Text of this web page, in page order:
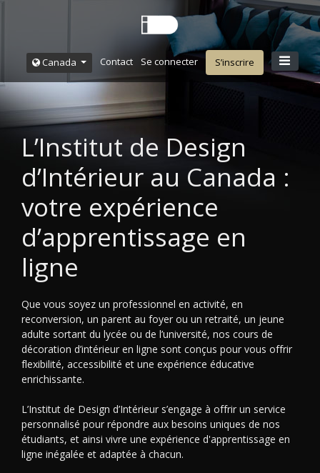
Canada Contact Se connecter S’inscrire
L’Institut de Design
d’Intérieur au Canada :
votre expérience
d’apprentissage en
ligne
Que vous soyez un professionnel en activité, en
reconversion, un parent au foyer ou un retraité, un jeune
adulte sortant du lycée ou de l’université, nos cours de
décoration d’intérieur en ligne sont conçus pour vous offrir
flexibilité, accessibilité et une expérience éducative
enrichissante.
L’Institut de Design d’Intérieur s’engage à offrir un service
personnalisé pour répondre aux besoins uniques de nos
étudiants, et ainsi vivre une expérience d'apprentissage en
ligne inégalée et adaptée à chacun.